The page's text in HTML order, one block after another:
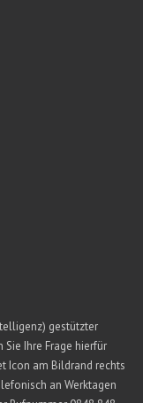
gestützter
Sie Ihre Frage hierfür
Icon am Bildrand rechts
an Werktagen